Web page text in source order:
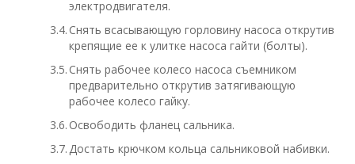
электродвигателя.
3.4. Снять всасывающую горловину насоса открутив
крепящие ее к улитке насоса гайти (болты).
3.5. Снять рабочее колесо насоса съемником
предварительно открутив затягивающую
рабочее колесо гайку.
3.6. Освободить фланец сальника.
3.7.Достать крючком кольца сальниковой набивки.